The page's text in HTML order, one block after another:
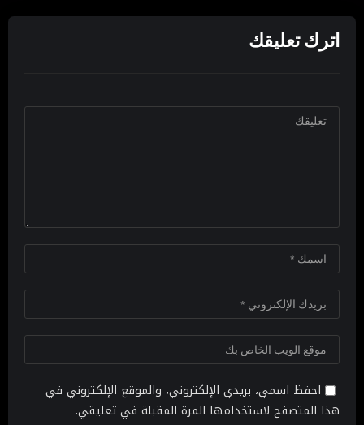
اترك تعليقك
احفظ اسمي، بريدي الإلكتروني، والموقع الإلكتروني في
هذا المتصفح لاستخدامها المرة المقبلة في تعليقي.